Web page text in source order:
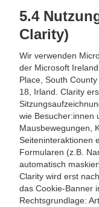
5.4
Clarity)
Wir verwenden
der Microsoft
Place, South
18, Irland. Clarity
wie Besucher:innen
Mausbewegungen,
Seiteninteraktionen
Formularen (z.B.
automatisch
Clarity wird erst
das Cookie-Banner
Rechtsgrundlage: